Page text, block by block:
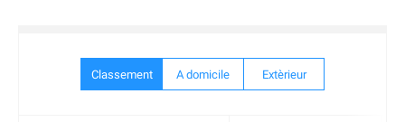
Classement A domicile Extèrieur